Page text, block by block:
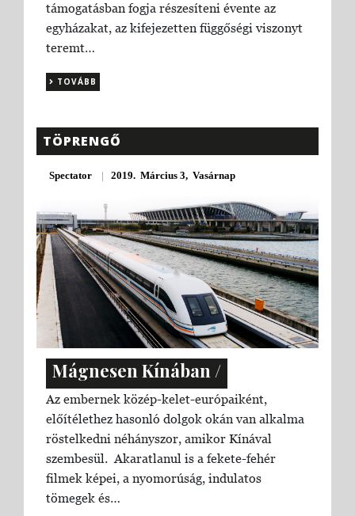
támogatásban fogja részesíteni évente az
egyházakat, az kifejezetten függőségi viszonyt
teremt…
TOVÁBB
TÖPRENGŐ
Spectator | 2019. Március 3, Vasárnap
Mágnesen Kínában /
Az embernek közép-kelet-európaiként,
előítélethez hasonló dolgok okán van alkalma
röstelkedni néhányszor, amikor Kínával
szembesül. Akaratlanul is a fekete-fehér
filmek képei, a nyomorúság, indulatos
tömegek és…